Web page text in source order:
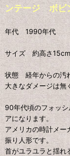
ンテージ ボ
年代 1990年代
サイズ 約高さ
状態 経年からの汚
大きなダメージは無
90年代頃のフォッ
アになります。
アメリカの時計メー
振り人形です。
首がユラユラと揺れ